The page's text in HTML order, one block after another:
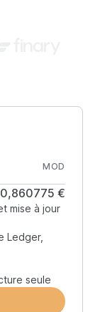
MOD
0,860775 €
mise à jour
Ledger,
seule